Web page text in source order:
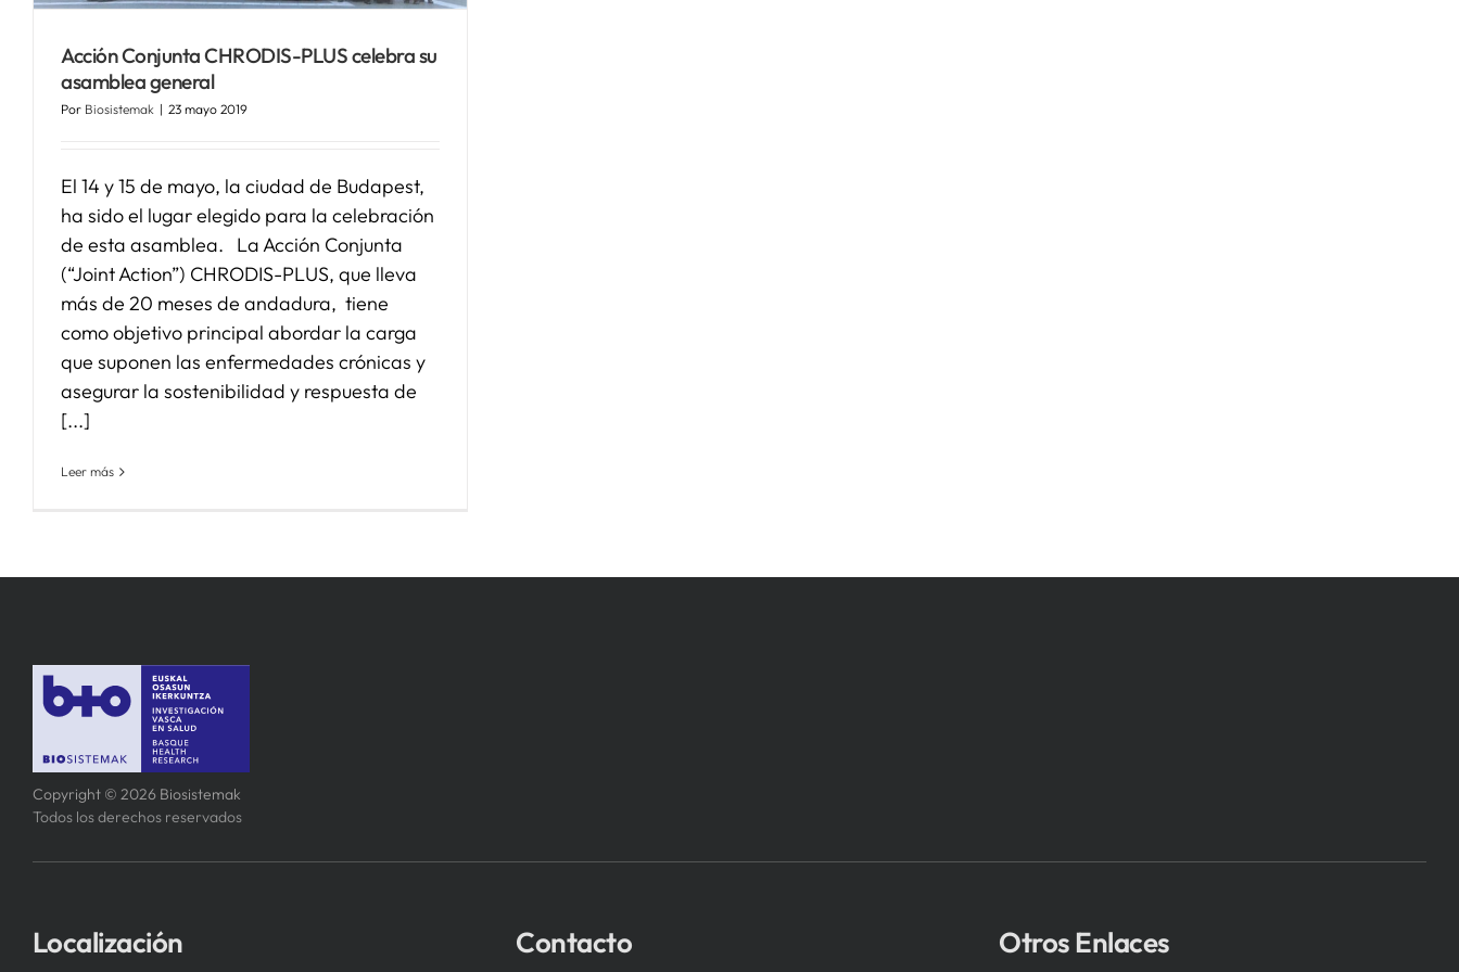
Acción Conjunta CHRODIS-PLUS celebra su
asamblea general
Por Biosistemak | 23 mayo 2019
El 14 y 15 de mayo, la ciudad de Budapest,
ha sido el lugar elegido para la celebración
de esta asamblea. La Acción Conjunta
(“Joint Action”) CHRODIS-PLUS, que lleva
más de 20 meses de andadura, tiene
como objetivo principal abordar la carga
que suponen las enfermedades crónicas y
asegurar la sostenibilidad y respuesta de
[...]
Leer más
Copyright © 2026 Biosistemak
Todos los derechos reservados
Localización Contacto Otros Enlaces